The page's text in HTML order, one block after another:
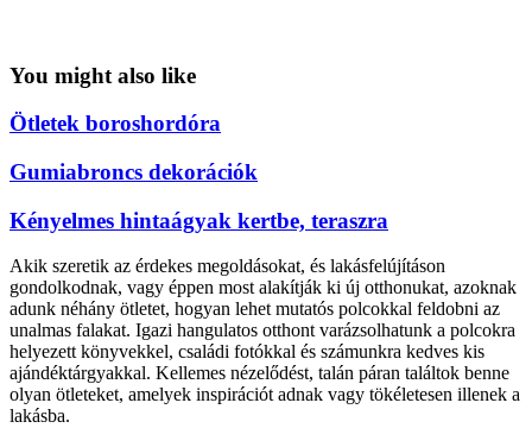
You might also like
Ötletek boroshordóra
Gumiabroncs dekorációk
Kényelmes hintaágyak kertbe, teraszra
Akik szeretik az érdekes megoldásokat, és lakásfelújításon
gondolkodnak, vagy éppen most alakítják ki új otthonukat, azoknak
adunk néhány ötletet, hogyan lehet mutatós polcokkal feldobni az
unalmas falakat. Igazi hangulatos otthont varázsolhatunk a polcokra
helyezett könyvekkel, családi fotókkal és számunkra kedves kis
ajándéktárgyakkal. Kellemes nézelődést, talán páran találtok benne
olyan ötleteket, amelyek inspirációt adnak vagy tökéletesen illenek a
lakásba.